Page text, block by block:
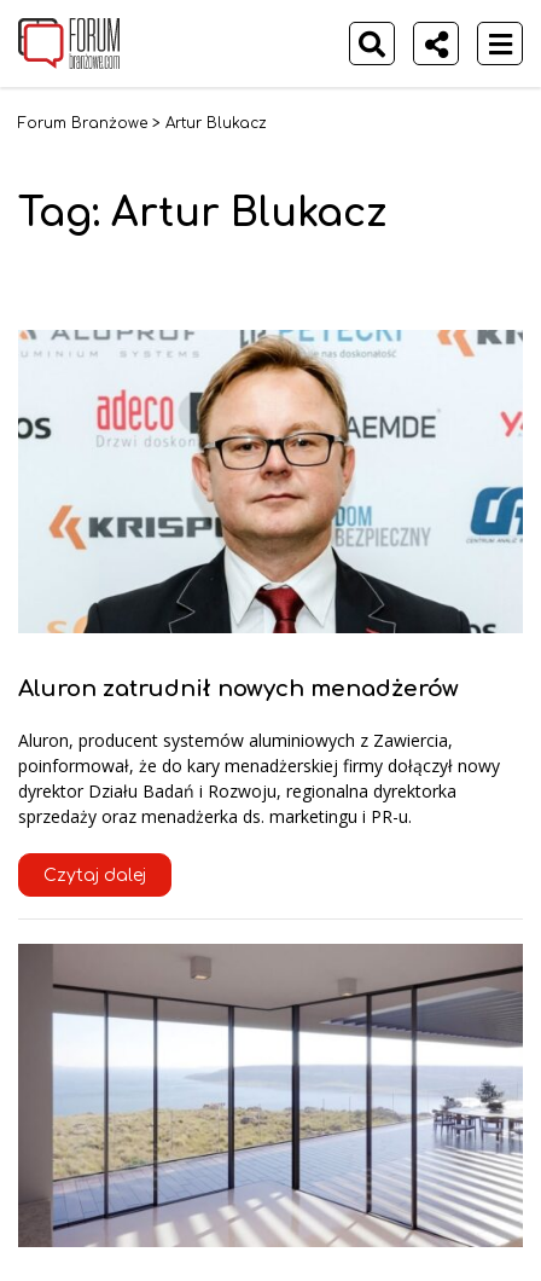
Forum Branżowe > Artur Blukacz
Tag: Artur Blukacz
Aluron zatrudnił nowych menadżerów
Aluron, producent systemów aluminiowych z Zawiercia,
poinformował, że do kary menadżerskiej firmy dołączył nowy
dyrektor Działu Badań i Rozwoju, regionalna dyrektorka
sprzedaży oraz menadżerka ds. marketingu i PR-u.
Czytaj dalej